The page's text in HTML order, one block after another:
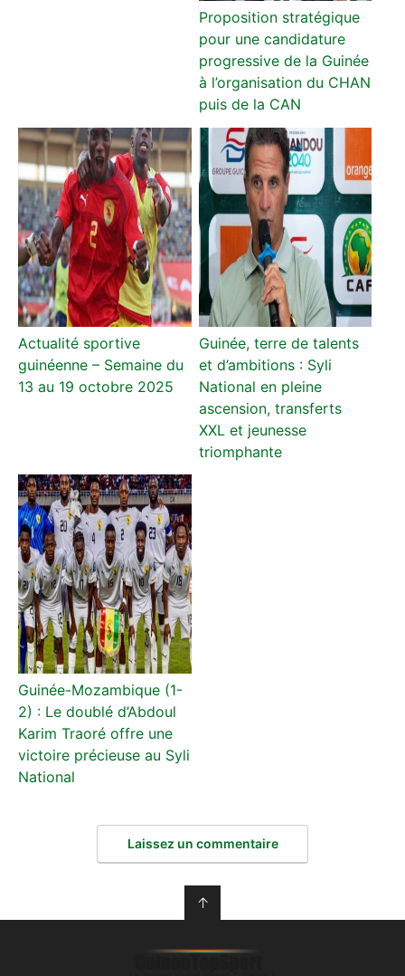
Proposition stratégique
pour une candidature
progressive de la Guinée
à l’organisation du CHAN
puis de la CAN
Actualité sportive
guinéenne – Semaine du
13 au 19 octobre 2025
Guinée, terre de talents
et d’ambitions : Syli
National en pleine
ascension, transferts
XXL et jeunesse
triomphante
Guinée-Mozambique (1-
2) : Le doublé d’Abdoul
Karim Traoré offre une
victoire précieuse au Syli
National
Laissez un commentaire
↑